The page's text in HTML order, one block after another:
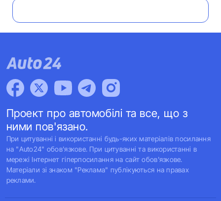
Проект про автомобілі та все, що з
ними пов'язано.
При цитуванні і використанні будь-яких матеріалів посилання
на "Auto24" обов'язкове. При цитуванні та використанні в
мережі Інтернет гіперпосилання на сайт обов'язкове.
Матеріали зі знаком "Реклама" публікуються на правах
реклами.